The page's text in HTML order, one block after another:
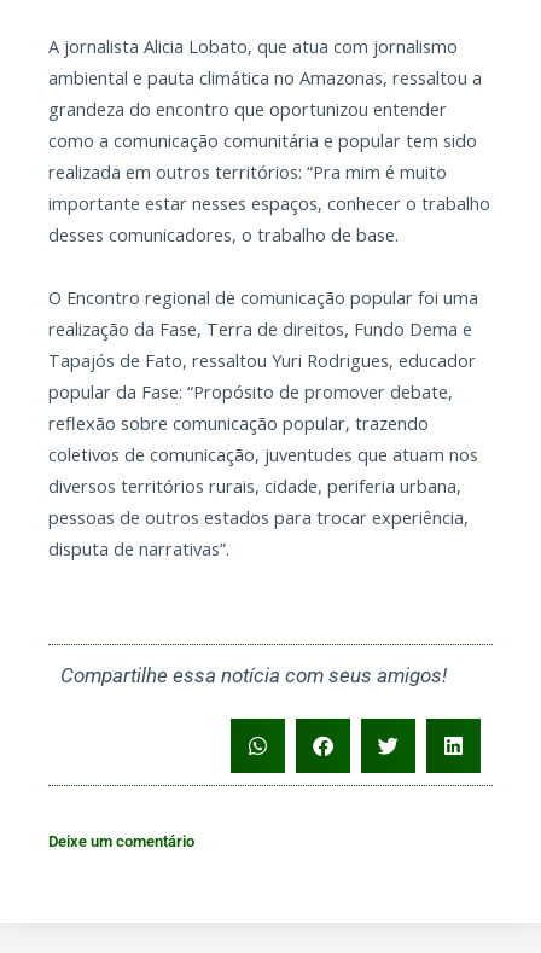
A jornalista Alicia Lobato, que atua com jornalismo
ambiental e pauta climática no Amazonas, ressaltou a
grandeza do encontro que oportunizou entender
como a comunicação comunitária e popular tem sido
realizada em outros territórios: “Pra mim é muito
importante estar nesses espaços, conhecer o trabalho
desses comunicadores, o trabalho de base.
O Encontro regional de comunicação popular foi uma
realização da Fase, Terra de direitos, Fundo Dema e
Tapajós de Fato, ressaltou Yuri Rodrigues, educador
popular da Fase: “Propósito de promover debate,
reflexão sobre comunicação popular, trazendo
coletivos de comunicação, juventudes que atuam nos
diversos territórios rurais, cidade, periferia urbana,
pessoas de outros estados para trocar experiência,
disputa de narrativas”.
Compartilhe essa notícia com seus amigos!
Deixe um comentário